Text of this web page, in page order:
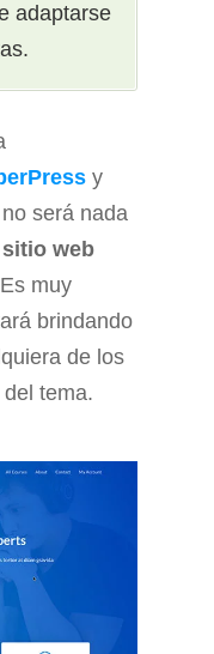
adaptarse
y
será nada
web
muy
brindando
de los
tema.